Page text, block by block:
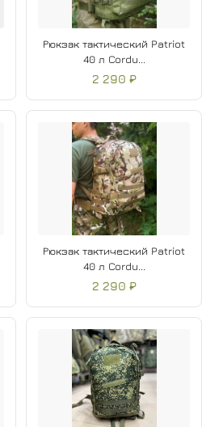
Рюкзак тактический Patriot
40 л Cordu...
2 290 ₽
Рюкзак тактический Patriot
40 л Cordu...
2 290 ₽